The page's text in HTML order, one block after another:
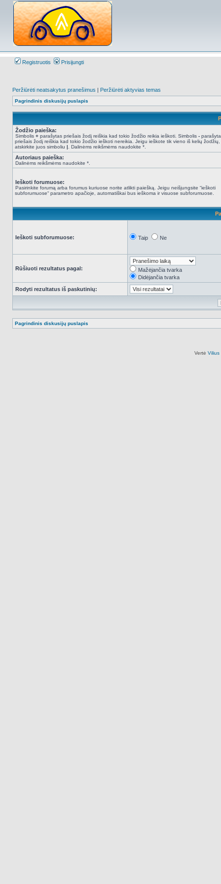
Registruotis Prisijungti
Peržiūrėti neatsakytus pranešimus | Peržiūrėti aktyvias temas
Pagrindinis diskusijų puslapis
Žodžio paieška:
Simbolis + parašytas priešais žodį reiškia kad tokio žodžio reikia ieškoti. Simbolis -
priešais žodį reiškia kad tokio žodžio ieškoti nereikia. Jeigu ieškote tik vieno iš kelių žodžių,
atskirkite juos simboliu | . Dalinėms reikšmėms naudokite *.
Autoriaus paieška:
Dalinėms reikšmėms naudokite *.
Ieškoti forumuose:
Pasirinkite forumą arba forumus kuriuose norite atlikti paiešką. Jeigu neišjungsite “ieškoti
subforumuose“ parametro apačioje, automatiškai bus ieškoma ir visuose subforumuose.
Ieškoti subforumuose: Taip Ne
Rūšiuoti rezultatus pagal:
Mažėjančia tvarka
Didėjančia tvarka
Rodyti rezultatus iš paskutinių:
Pagrindinis diskusijų puslapis
Vertė Vilius